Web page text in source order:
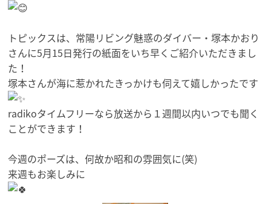
トピックスは、常陽リビング魅惑のダイバー・塚本かおり
さんに5月15日発行の紙面をいち早くご紹介いただき まし
た！
塚本さんが海に惹かれたきっかけも伺えて嬉しかったです
radikoタイムフリーなら放送から１週間以内いつでも聞く
こ とができます！
今週のポーズは、何故か昭和の雰囲気に(笑)
来週もお楽しみに